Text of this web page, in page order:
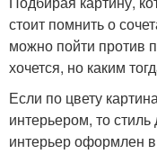
стоит помнить о
можно пойти против
хочется, но каким
Если по цвету
интерьером, то
интерьер оформлен в